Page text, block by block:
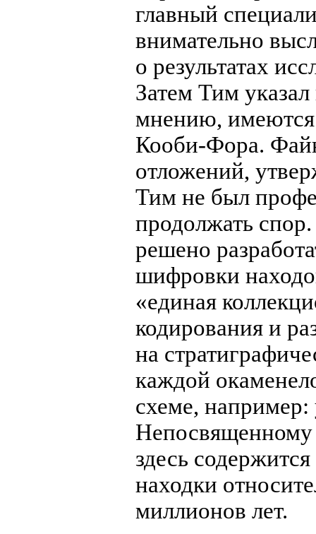
главный
внимательно
о результатах
Затем Тим
мнению, имеются
Кооби-Фора.
отложений,
Тим не был
продолжать
решено
шифровки
«единая
кодирования и
на
каждой
схеме, например:
Непосвященному
здесь
находки
миллионов лет.